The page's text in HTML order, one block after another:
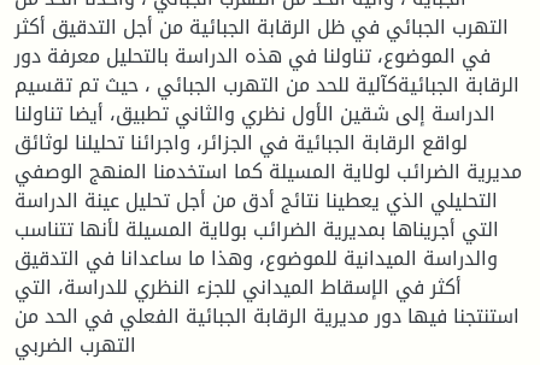
التهرب الجبائي في ظل الرقابة الجبائية من أجل التدقيق أكثر
في الموضوع، تناولنا في هذه الدراسة بالتحليل معرفة دور
الرقابة الجبائيةكآلية للحد من التهرب الجبائي ، حيث تم تقسيم
الدراسة إلى شقين الأول نظري والثاني تطبيق، أيضا تناولنا
لواقع الرقابة الجبائية في الجزائر، واجرائنا تحليلنا لوثائق
مديرية الضرائب لولاية المسيلة كما استخدمنا المنهج الوصفي
التحليلي الذي يعطينا نتائج أدق من أجل تحليل عينة الدراسة
التي أجريناها بمديرية الضرائب بولاية المسيلة لأنها تتناسب
والدراسة الميدانية للموضوع، وهذا ما ساعدانا في التدقيق
أكثر في الإسقاط الميداني للجزء النظري للدراسة، التي
استنتجنا فيها دور مديرية الرقابة الجبائية الفعلي في الحد من
التهرب الضربي